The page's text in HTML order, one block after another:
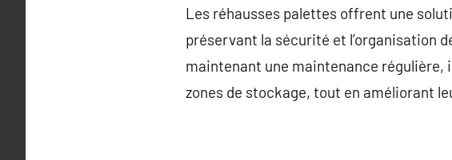
Les réhausses palettes offrent une
préservant la sécurité et l’organisation
maintenant une maintenance régulière,
zones de stockage, tout en améliorant